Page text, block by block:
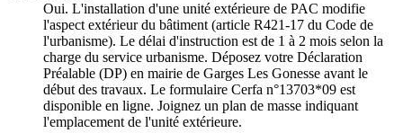
Oui. L'installation d'une unité extérieure de PAC modifie
l'aspect extérieur du bâtiment (article R421-17 du Code de
l'urbanisme). Le délai d'instruction est de 1 à 2 mois selon la
charge du service urbanisme. Déposez votre Déclaration
Préalable (DP) en mairie de Garges Les Gonesse avant le
début des travaux. Le formulaire Cerfa n°13703*09 est
disponible en ligne. Joignez un plan de masse indiquant
l'emplacement de l'unité extérieure.